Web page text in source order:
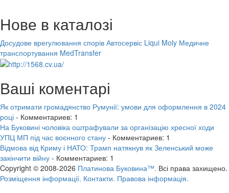
Нове в каталозі
Досудове врегулювання спорів Автосервіс Liqui Moly Медичне
транспортування MedTransfer
Ваші коментарі
Як отримати громадянство Румунії: умови для оформлення в 2024
році - Комментариев: 1
На Буковині чоловіка оштрафували за організацію хресної ходи
УПЦ МП під час воєнного стану - Комментариев: 1
Відмова від Криму і НАТО: Трамп натякнув як Зеленський може
закінчити війну - Комментариев: 1
Copyright © 2008-2026 Платинова Буковина™. Всі права захищено.
Розміщення інформації. Контакти. Правова інформація.